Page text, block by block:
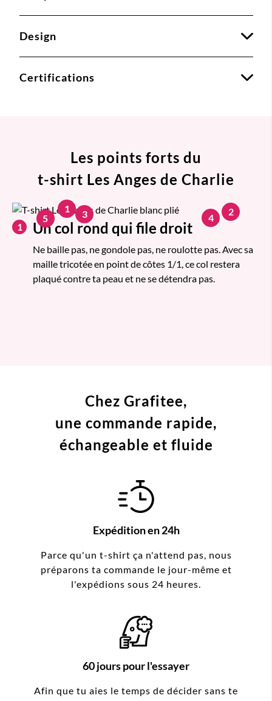
Design
Certifications
Les points forts du
t-shirt Les Anges de Charlie
1 Un col rond qui file droit
Ne baille pas, ne gondole pas, ne roulotte pas. Avec sa
maille tricotée en point de côtes 1/1, ce col restera
plaqué contre ta peau et ne se détendra pas.
1 2
3 4
5
Chez Grafitee,
une commande rapide,
échangeable et fluide
Expédition en 24h
Parce qu'un t-shirt ça n'attend pas, nous
préparons ta commande le jour-même et
l'expédions sous 24 heures.
60 jours pour l'essayer
Afin que tu aies le temps de décider sans te